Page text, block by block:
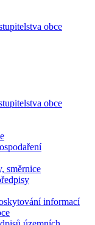
obce
obce
směrnice
informací